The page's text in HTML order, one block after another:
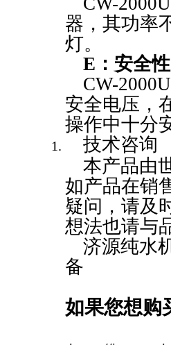
器，其功率
灯。
E ：安全性
CW-
安全电压，
操作中十分
技术咨询
本产品由
如产品在销
疑问，请及
想法也请与
济源纯水
备
如果您想购